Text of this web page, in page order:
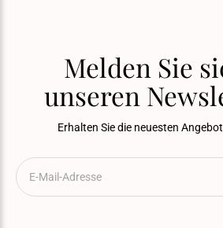
Melden Sie
unseren
Erhalten Sie die neuesten